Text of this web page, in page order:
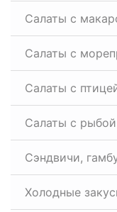
Салаты с
Салаты с
Салаты с
Салаты с рыбой
Сэндвичи,
Холодные